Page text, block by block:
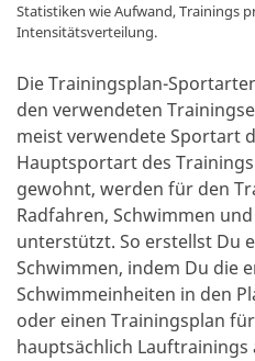
Statistiken wie Aufwand, Trainings
Intensitätsverteilung.
Die Trainingsplan-
den verwendeten
meist verwendete Sportart
Hauptsportart des
gewohnt, werden für den
Radfahren, Schwimmen
unterstützt. So erstellst Du
Schwimmen, indem Du die
Schwimmeinheiten in den
oder einen Trainingsplan
hauptsächlich Lauftrainings